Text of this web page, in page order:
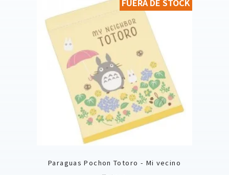
Paraguas Pochon Totoro - Mi vecino
FUERA DE STOCK